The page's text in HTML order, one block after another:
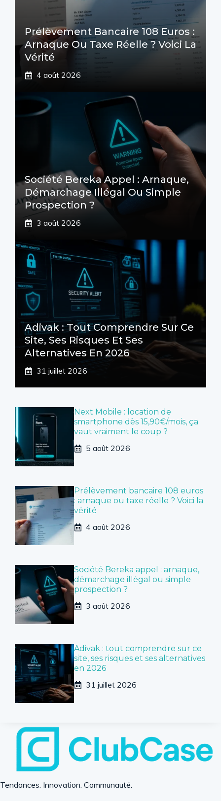
Prélèvement Bancaire 108 Euros :
Arnaque Ou Taxe Réelle ? Voici La
Vérité
4 août 2026
Société Bereka Appel : Arnaque,
Démarchage Illégal Ou Simple
Prospection ?
3 août 2026
Adivak : Tout Comprendre Sur Ce
Site, Ses Risques Et Ses
Alternatives En 2026
31 juillet 2026
Next Mobile : location de
smartphone dès 15,90€/mois, ça
vaut vraiment le coup ?
5 août 2026
Prélèvement bancaire 108 euros
: arnaque ou taxe réelle ? Voici la
vérité
4 août 2026
Société Bereka appel : arnaque,
démarchage illégal ou simple
prospection ?
3 août 2026
Adivak : tout comprendre sur ce
site, ses risques et ses alternatives
en 2026
31 juillet 2026
Tendances. Innovation. Communauté.